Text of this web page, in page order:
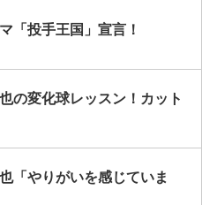
「投手王国」宣言！
の変化球レッスン！カット
「やりがいを感じていま